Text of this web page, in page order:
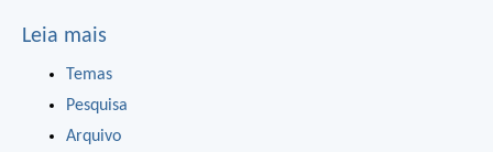
Leia mais
Temas
Pesquisa
Arquivo